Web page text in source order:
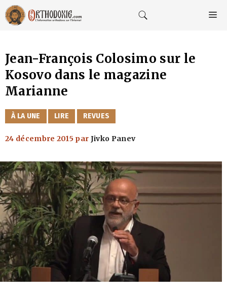
Aller
au
contenu
Jean-François Colosimo sur le
Kosovo dans le magazine
Marianne
CATÉGORIES
À LA UNE LIRE REVUES
24 décembre 2015 par Jivko Panev